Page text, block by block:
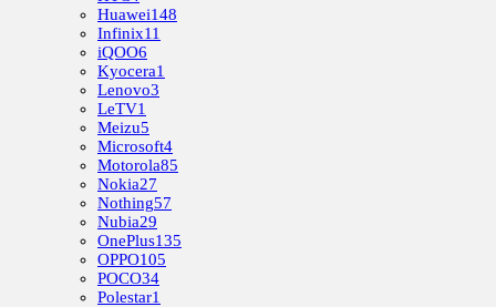
Huawei148
Infinix11
iQOO6
Kyocera1
Lenovo3
LeTV1
Meizu5
Microsoft4
Motorola85
Nokia27
Nothing57
Nubia29
OnePlus135
OPPO105
POCO34
Polestar1